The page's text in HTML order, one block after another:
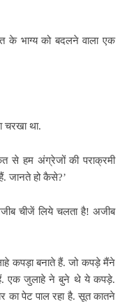
के भाग्य को बदलने वाला एक
चरखा था.
से हम अंग्रेजों की पराक्रमी
जानते हो कैसे?’
चीजें लिये चलता है! अजीब
कपड़ा बनाते हैं. जो कपड़े मैंने
एक जुलाहे ने बुने थे ये कपड़े.
का पेट पाल रहा है. सूत कातने